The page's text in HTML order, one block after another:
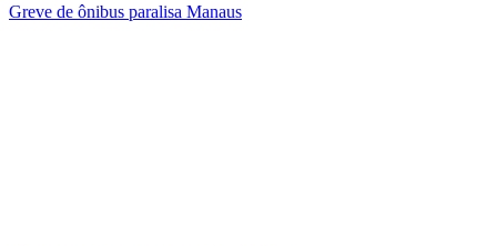
Greve de ônibus paralisa Manaus